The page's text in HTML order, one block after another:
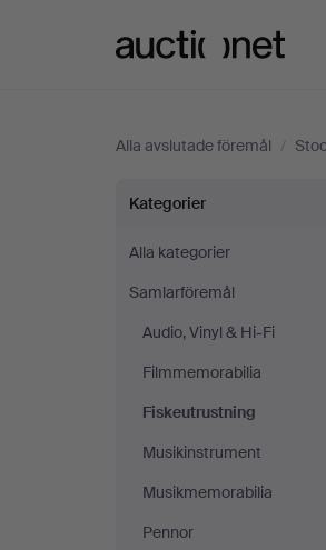
Alla avslutade föremål /
på
Stockholms
Auktionsverk
Sickla
Kategorier
Alla kategorier
Samlarföremål
Audio, Vinyl & Hi-Fi
Filmmemorabilia
Fiskeutrustning
Musikinstrument
Musikmemorabilia
Pennor